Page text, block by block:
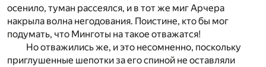
осенило, туман рассеялся, и в тот же миг Арчера
накрыла волна негодования. Поистине, кто бы мог
подумать, что Минготы на такое отважатся!
Но отважились же, и это несомненно, поскольку
приглушенные шепотки за его спиной не оставляли